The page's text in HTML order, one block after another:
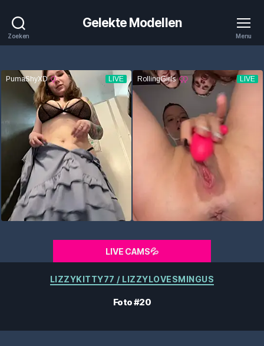
Zoeken
Gelekte Modellen
Menu
LIVE CAMS💦
Categorieën
LIZZYKITTY77 / LIZZYLOVESMINGUS
Foto #20